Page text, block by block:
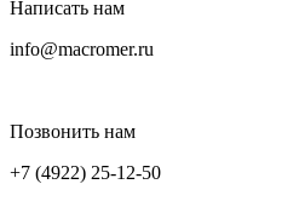
Написать нам
info@macromer.ru
Позвонить нам
+7 (4922) 25-12-50